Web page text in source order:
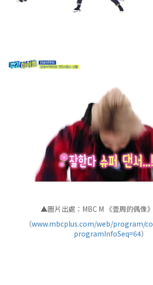
▲圖片出處：MBC M 《壹周的偶像
（www.mbcplus.com/web/program/
programInfoSeq=64）